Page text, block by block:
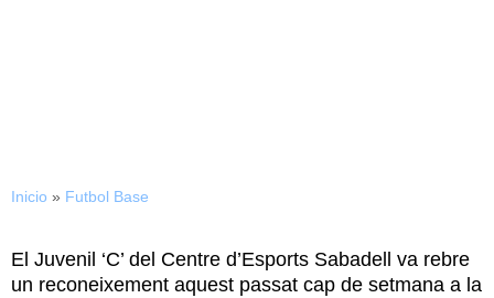
Inicio » Futbol Base
El Juvenil ‘C’ del Centre d’Esports Sabadell va rebre
un reconeixement aquest passat cap de setmana a la